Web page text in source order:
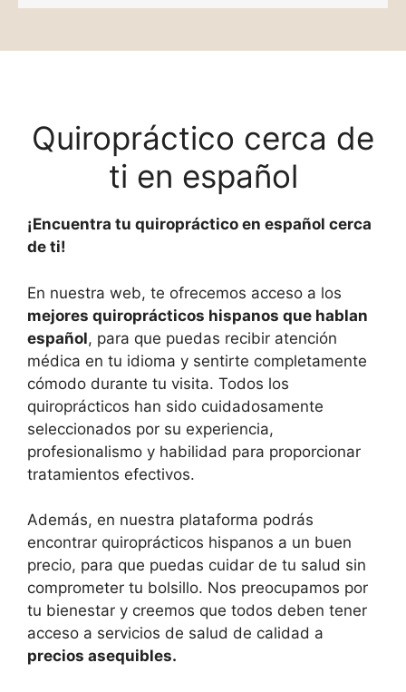
Quiropráctico cerca de
ti en español
¡Encuentra tu quiropráctico en español cerca
de ti!
En nuestra web, te ofrecemos acceso a los
mejores quiroprácticos hispanos que hablan
español, para que puedas recibir atención
médica en tu idioma y sentirte completamente
cómodo durante tu visita. Todos los
quiroprácticos han sido cuidadosamente
seleccionados por su experiencia,
profesionalismo y habilidad para proporcionar
tratamientos efectivos.
Además, en nuestra plataforma podrás
encontrar quiroprácticos hispanos a un buen
precio, para que puedas cuidar de tu salud sin
comprometer tu bolsillo. Nos preocupamos por
tu bienestar y creemos que todos deben tener
acceso a servicios de salud de calidad a
precios asequibles.